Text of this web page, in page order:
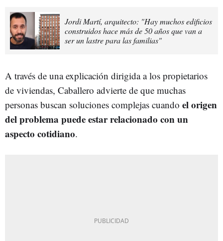
Jordi Martí, arquitecto: "Hay muchos edificios
construidos hace más de 50 años que van a
ser un lastre para las familias"
A través de una explicación dirigida a los propietarios
de viviendas, Caballero advierte de que muchas
personas buscan soluciones complejas cuando el origen
del problema puede estar relacionado con un
aspecto cotidiano.